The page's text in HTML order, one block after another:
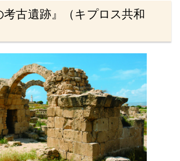
考古遺跡』（キプロス共和